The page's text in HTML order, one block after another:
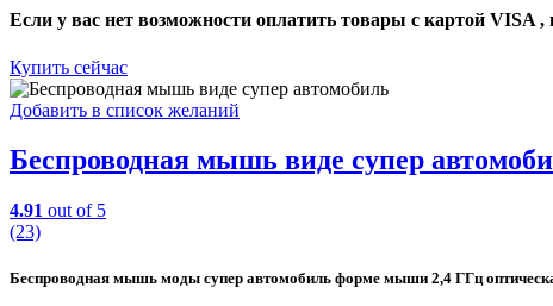
Если у вас нет возможности оплатить товары с картой VISA ,
Купить сейчас
Добавить в список желаний
Беспроводная мышь виде супер
4.91 out of 5
(23)
Беспроводная мышь моды супер автомобиль форме мыши 2,4 ГГц